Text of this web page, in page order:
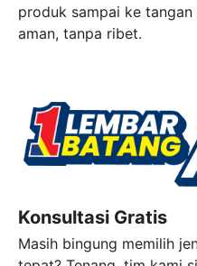
produk sampai ke
aman, tanpa ribet.
Konsultasi Gratis
Masih bingung memilih